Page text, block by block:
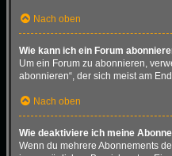
Nach oben
Wie kann ich ein Forum
Um ein Forum zu abonnieren,
abonnieren“, der sich meist am
Nach oben
Wie deaktiviere ich meine
Wenn du mehrere Abonnements